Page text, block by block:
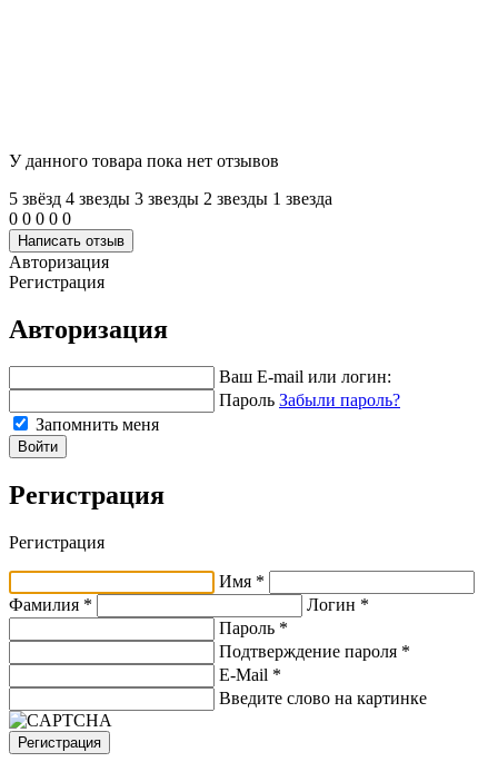
У данного товара пока нет отзывов
5 звёзд 4 звeзды 3 звeзды 2 звeзды 1 звeзда
0 0 0 0 0
Написать отзыв
Авторизация
Регистрация
Авторизация
Ваш E-mail или логин:
Пароль Забыли пароль?
Запомнить меня
Войти
Регистрация
Регистрация
Имя *
Фамилия *
Логин *
Пароль *
Подтверждение пароля *
E-Mail *
Введите слово на картинке
Регистрация